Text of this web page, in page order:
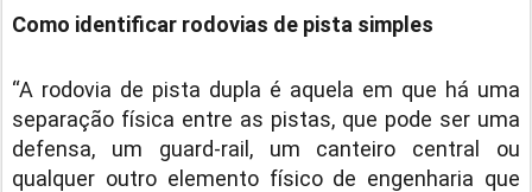
Como identificar rodovias de pista simples
“A rodovia de pista dupla é aquela em que há uma
separação física entre as pistas, que pode ser uma
defensa, um guard-rail, um canteiro central ou
qualquer outro elemento físico de engenharia que